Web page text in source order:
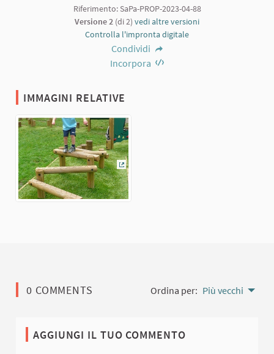
Riferimento: SaPa-PROP-2023-04-88
Versione 2 (di 2) vedi altre versioni
Controlla l'impronta digitale
Condividi
Incorpora
IMMAGINI RELATIVE
(Collegamento esterno)
0 COMMENTS Ordina per: Più vecchi
AGGIUNGI IL TUO COMMENTO